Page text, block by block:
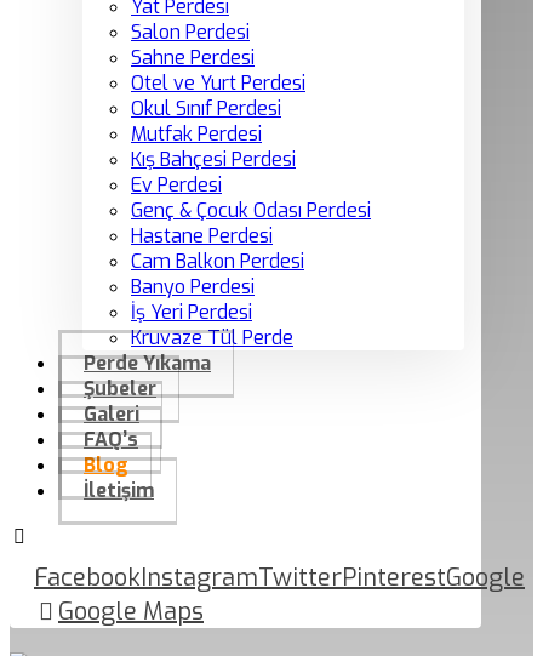
Yat Perdesi
Salon Perdesi
Sahne Perdesi
Otel ve Yurt Perdesi
Okul Sınıf Perdesi
Mutfak Perdesi
Kış Bahçesi Perdesi
Ev Perdesi
Genç & Çocuk Odası Perdesi
Hastane Perdesi
Cam Balkon Perdesi
Banyo Perdesi
İş Yeri Perdesi
Kruvaze Tül Perde
Perde Yıkama
Şubeler
Galeri
FAQ’s
Blog
İletişim
FacebookInstagramTwitterPinterestGoogle
Google Maps